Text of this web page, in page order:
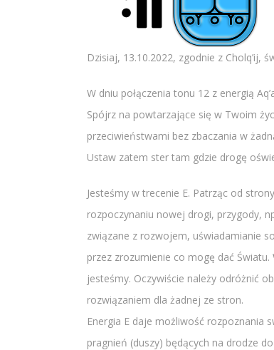
Dzisiaj, 13.10.2022, zgodnie z Cholq’ij,
W dniu połączenia tonu 12 z energią
Spójrz na powtarzające się w Twoim
przeciwieństwami bez zbaczania w
Ustaw zatem ster tam gdzie drogę
Jesteśmy w trecenie E. Patrząc od
rozpoczynaniu nowej drogi, przygody,
związane z rozwojem, uświadamianie
przez zrozumienie co mogę dać
jesteśmy. Oczywiście należy odróżnić
rozwiązaniem dla żadnej ze stron.
Energia E daje możliwość rozpoznania
pragnień (duszy) będących na drodze